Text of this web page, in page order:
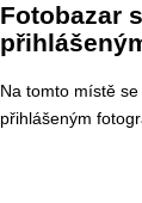
Fotobazar
Na tomto místě se
přihlášeným